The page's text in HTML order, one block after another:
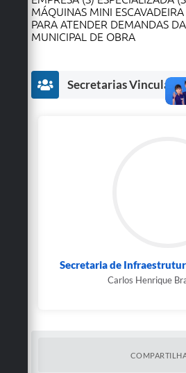
Telefones Úteis
Sala M. do Empreendedor
Secretarias
MÁQUINAS MINI
PARA ATENDER DEMANDAS
MUNICIPAL DE OBRA
Secretarias
Secretaria de
Carlos Henrique